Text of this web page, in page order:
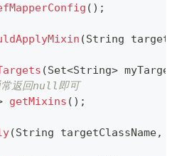
( ) ;
(String
(Set<String>
常返回null即可
getMixins ( ) ;
(String targetClassName,